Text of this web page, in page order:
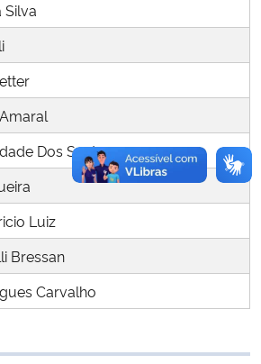
e dos Direitos Humanos
Silva
Dos Santos
Luiz
Bressan
Carvalho